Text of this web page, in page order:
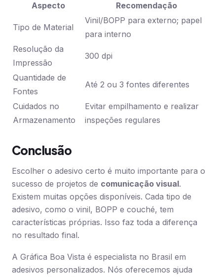
Aspecto Recomendação
Tipo de Material
Vinil/BOPP para externo; papel
para interno
Resolução da
Impressão
300 dpi
Quantidade de
Fontes
Até 2 ou 3 fontes diferentes
Cuidados no
Armazenamento
Evitar empilhamento e realizar
inspeções regulares
Conclusão
Escolher o adesivo certo é muito importante para o
sucesso de projetos de comunicação visual.
Existem muitas opções disponíveis. Cada tipo de
adesivo, como o vinil, BOPP e couché, tem
características próprias. Isso faz toda a diferença
no resultado final.
A Gráfica Boa Vista é especialista no Brasil em
adesivos personalizados. Nós oferecemos ajuda